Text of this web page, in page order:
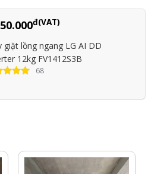
đ(VAT)
giặt lồng ngang LG AI DD
12kg FV1412S3B
68